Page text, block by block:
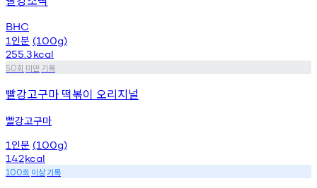
BHC
1 인분 (100g)
255.3kcal
50회 미만기록
빨강고구마 떡볶이 오리지널
빨강고구마
1 인분 (100g)
142kcal
100회 이상기록